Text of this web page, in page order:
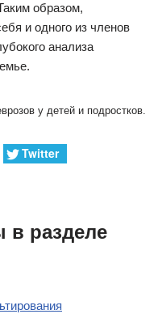
образом,
и одного из членов
анализа
у детей и подростков.
Twitter
в разделе